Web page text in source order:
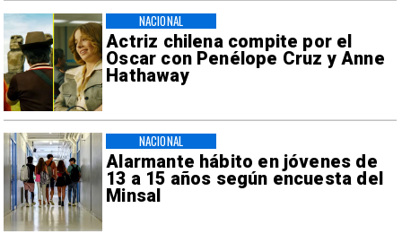
Actriz chilena compite por el
Oscar con Penélope Cruz y Anne
Hathaway
NACIONAL
Alarmante hábito en jóvenes de
13 a 15 años según encuesta del
Minsal
NACIONAL